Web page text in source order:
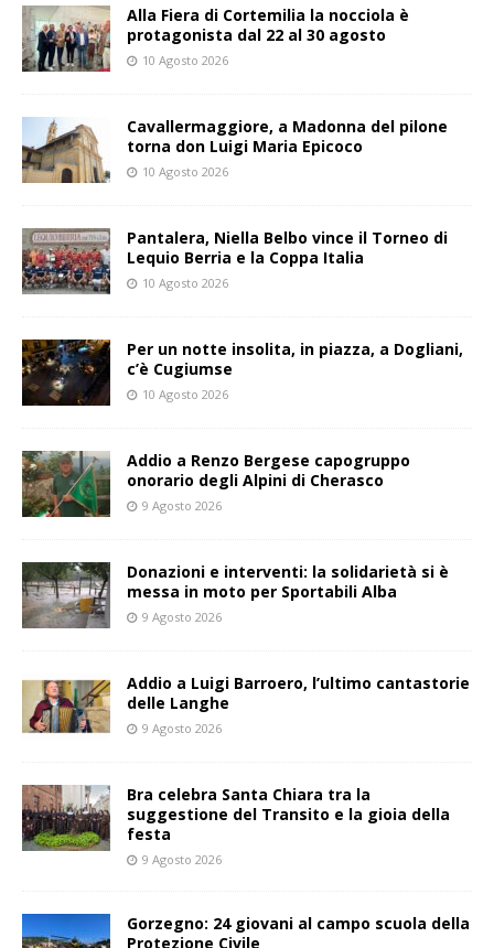
Alla Fiera di Cortemilia la nocciola è
protagonista dal 22 al 30 agosto
10 Agosto 2026
Cavallermaggiore, a Madonna del pilone
torna don Luigi Maria Epicoco
10 Agosto 2026
Pantalera, Niella Belbo vince il Torneo di
Lequio Berria e la Coppa Italia
10 Agosto 2026
Per un notte insolita, in piazza, a Dogliani,
c’è Cugiumse
10 Agosto 2026
Addio a Renzo Bergese capogruppo
onorario degli Alpini di Cherasco
9 Agosto 2026
Donazioni e interventi: la solidarietà si è
messa in moto per Sportabili Alba
9 Agosto 2026
Addio a Luigi Barroero, l’ultimo cantastorie
delle Langhe
9 Agosto 2026
Bra celebra Santa Chiara tra la
suggestione del Transito e la gioia della
festa
9 Agosto 2026
Gorzegno: 24 giovani al campo scuola della
Protezione Civile